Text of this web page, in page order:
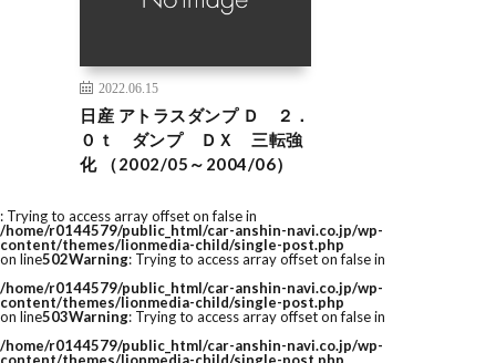
2022.06.15
日産 アトラスダンプ Ｄ ２．
０ｔ ダンプ ＤＸ 三転強
化 （2002/05～2004/06）
: Trying to access array offset on false in
/home/r0144579/public_html/car-anshin-navi.co.jp/wp-
content/themes/lionmedia-child/single-post.php
on line502Warning: Trying to access array offset on false in
/home/r0144579/public_html/car-anshin-navi.co.jp/wp-
content/themes/lionmedia-child/single-post.php
on line503Warning: Trying to access array offset on false in
/home/r0144579/public_html/car-anshin-navi.co.jp/wp-
content/themes/lionmedia-child/single-post.php